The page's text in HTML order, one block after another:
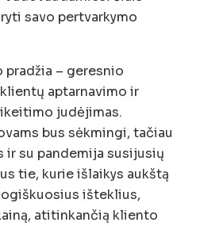
savo pertvarkymo
– geresnio
aptarnavimo ir
judėjimas.
bus sėkmingi, tačiau
ir su pandemija susijusių
tie, kurie išlaikys aukštą
išteklius,
atitinkančią kliento